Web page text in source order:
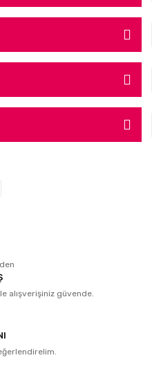
alışverişiniz güvende.